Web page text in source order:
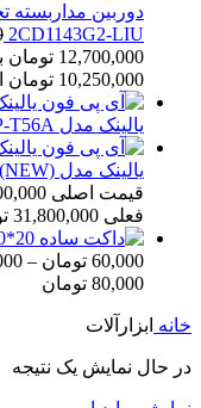
2CD1143G2-LIU
12,700,000 تومان بود.
10,250,000 تومان است.
یالینک مدل Yealink SIP-T56A
یالینک مدل Yealink SIP-T54W(NEW)
قیمت اصلی 36,700,000 تومان بود.
فعلی 31,800,000 تومان است.
60,000 تومان –
80,000 تومان
خانه ابزارآلات
در حال نمایش یک نتیجه